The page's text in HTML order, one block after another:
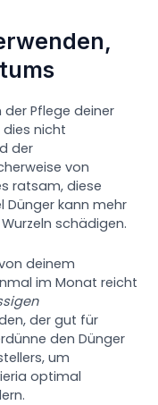
der Pflege deiner
nicht
der
von
ratsam, diese
Dünger kann mehr
schädigen.
deinem
im Monat reicht
der gut für
den Dünger
um
optimal